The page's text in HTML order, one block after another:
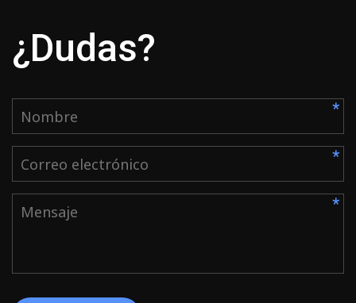
¿Dudas?